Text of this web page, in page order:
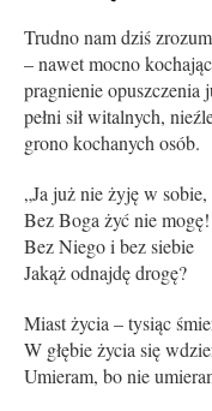
Trudno nam dziś
– nawet mocno
pragnienie opuszczenia
pełni sił witalnych,
grono kochanych osób.
„Ja już nie żyję w sobie,
Bez Boga żyć nie mogę!
Bez Niego i bez siebie
Jakąż odnajdę drogę?
Miast życia – tysiąc
W głębie życia się
Umieram, bo nie